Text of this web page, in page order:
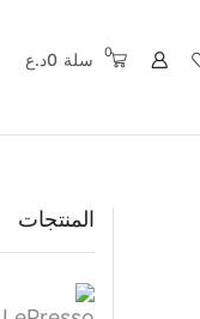
0 سلة 0د.ع
المنتجات